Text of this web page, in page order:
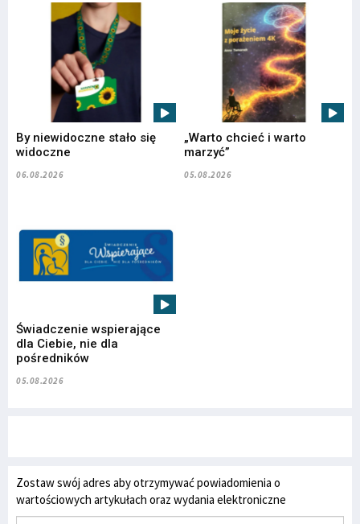
By niewidoczne stało się
widoczne
06.08.2026
„Warto chcieć i warto
marzyć”
05.08.2026
Świadczenie wspierające
dla Ciebie, nie dla
pośredników
05.08.2026
Zostaw swój adres aby otrzymywać powiadomienia o
wartościowych artykułach oraz wydania elektroniczne